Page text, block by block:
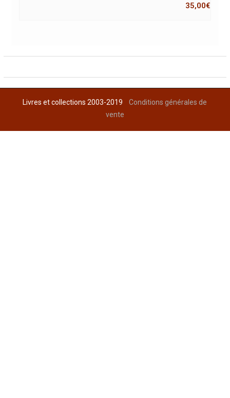
35,00€
Livres et collections 2003-2019Conditions générales de
vente